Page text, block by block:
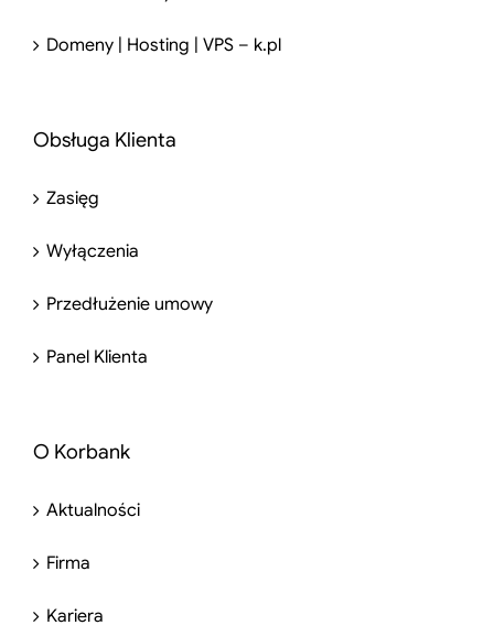
Domeny | Hosting | VPS – k.pl
Obsługa Klienta
Zasięg
Wyłączenia
Przedłużenie umowy
Panel Klienta
O Korbank
Aktualności
Firma
Kariera